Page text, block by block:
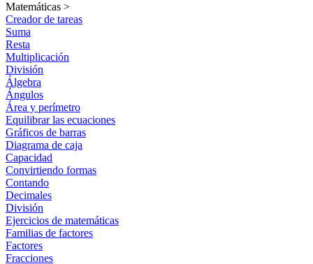
Matemáticas >
Creador de tareas
Suma
Resta
Multiplicación
División
Álgebra
Ángulos
Área y perímetro
Equilibrar las ecuaciones
Gráficos de barras
Diagrama de caja
Capacidad
Convirtiendo formas
Contando
Decimales
División
Ejercicios de matemáticas
Familias de factores
Factores
Fracciones